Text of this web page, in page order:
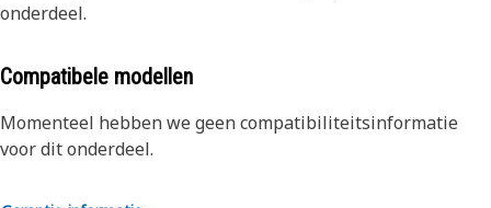
onderdeel.
Compatibele modellen
Momenteel hebben we geen compatibiliteitsinformatie
voor dit onderdeel.